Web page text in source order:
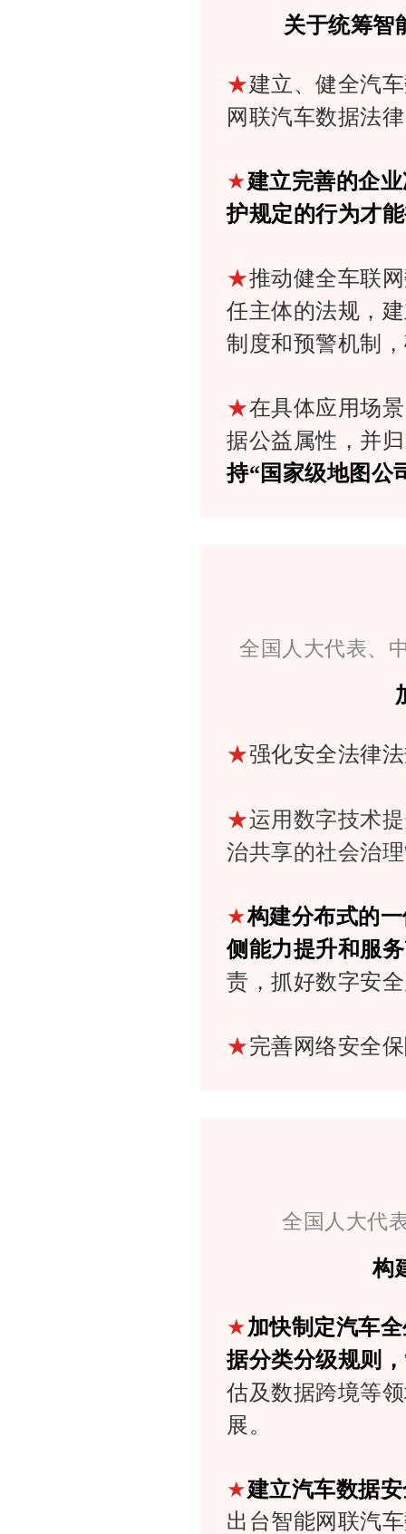
关于统筹智
★建立、健全汽
网联汽车数据法
★建立完善的企
护规定的行为才
★推动健全车联
任主体的法规，
制度和预警机制
★在具体应用场
据公益属性，并
持“国家级地图公
全国人大代表、
★强化安全法律
★运用数字技术
治共享的社会治
★构建分布式的
侧能力提升和服
责，抓好数字安
★完善网络安全
全国人大代
构
★加快制定汽车
据分类分级规则，
估及数据跨境等
展。
★建立汽车数据
出台智能网联汽